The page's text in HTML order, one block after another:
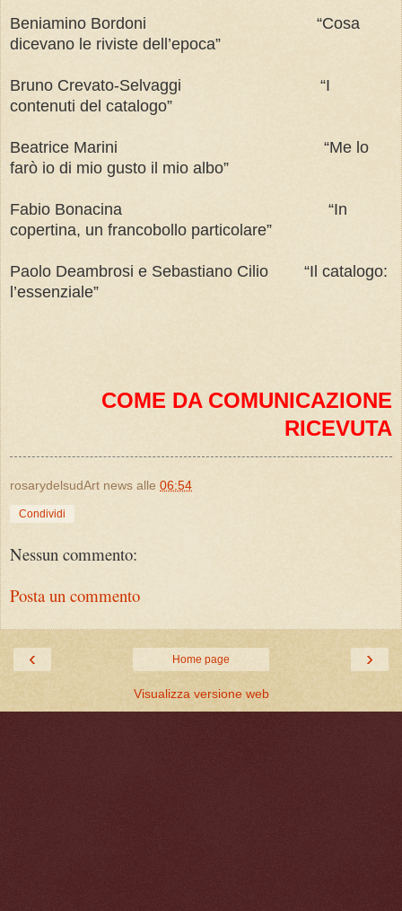
Beniamino Bordoni “Cosa
dicevano le riviste dell’epoca”
Bruno Crevato-Selvaggi “I
contenuti del catalogo”
Beatrice Marini “Me lo
farò io di mio gusto il mio albo”
Fabio Bonacina “In
copertina, un francobollo particolare”
Paolo Deambrosi e Sebastiano Cilio “Il catalogo:
l’essenziale”
COME DA COMUNICAZIONE
RICEVUTA
rosarydelsudArt news alle 06:54
Condividi
Nessun commento:
Posta un commento
‹ ›
Home page
Visualizza versione web